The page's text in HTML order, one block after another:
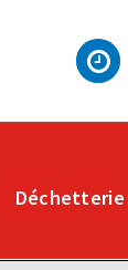
Déchetterie